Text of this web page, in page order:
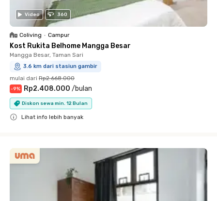
Video 360
Coliving • Campur
Kost Rukita Belhome Mangga Besar
Mangga Besar, Taman Sari
3.6 km dari stasiun gambir
mulai dari Rp2.668.000
-9% Rp2.408.000 /bulan
Diskon sewa min. 12 Bulan
Lihat info lebih banyak